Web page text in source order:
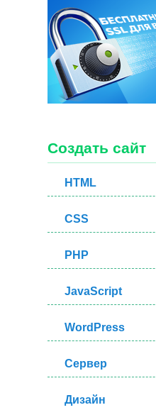
Создать сайт
HTML
CSS
PHP
JavaScript
WordPress
Сервер
Дизайн